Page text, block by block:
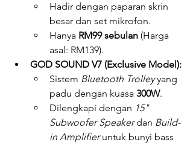
Hadir dengan paparan skrin
besar dan set mikrofon.
Hanya RM99 sebulan (Harga
asal: RM139).
GOD SOUND V7 (Exclusive Model):
Sistem Bluetooth Trolley yang
padu dengan kuasa 300W.
Dilengkapi dengan 15"
Subwoofer Speaker dan Build-
in Amplifier untuk bunyi bass